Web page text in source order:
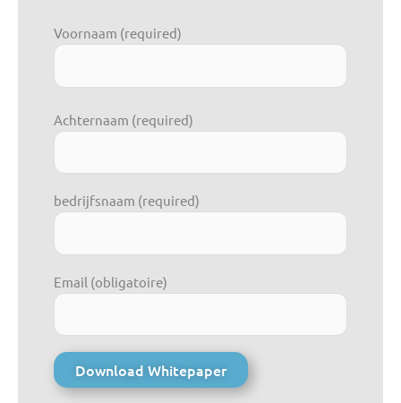
Voornaam (required)
Achternaam (required)
bedrijfsnaam (required)
Email (obligatoire)